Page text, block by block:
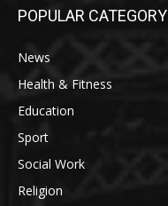
POPULAR CATEGORY
News
Health & Fitness
Education
Sport
Social Work
Religion